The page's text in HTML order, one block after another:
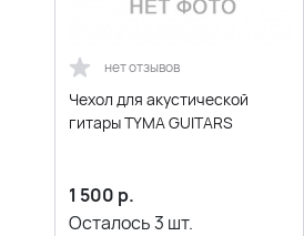
нет отзывов
Чехол для акустической
гитары TYMA GUITARS
1 500 р.
Осталось3 шт.